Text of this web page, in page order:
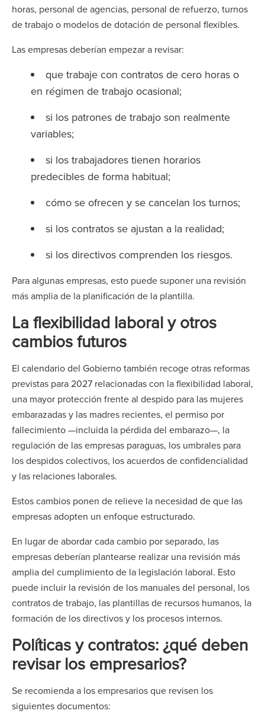
horas, personal de agencias, personal de refuerzo, turnos
de trabajo o modelos de dotación de personal flexibles.
Las empresas deberían empezar a revisar:
que trabaje con contratos de cero horas o
en régimen de trabajo ocasional;
si los patrones de trabajo son realmente
variables;
si los trabajadores tienen horarios
predecibles de forma habitual;
cómo se ofrecen y se cancelan los turnos;
si los contratos se ajustan a la realidad;
si los directivos comprenden los riesgos.
Para algunas empresas, esto puede suponer una revisión
más amplia de la planificación de la plantilla.
La flexibilidad laboral y otros
cambios futuros
El calendario del Gobierno también recoge otras reformas
previstas para 2027 relacionadas con la flexibilidad laboral,
una mayor protección frente al despido para las mujeres
embarazadas y las madres recientes, el permiso por
fallecimiento —incluida la pérdida del embarazo—, la
regulación de las empresas paraguas, los umbrales para
los despidos colectivos, los acuerdos de confidencialidad
y las relaciones laborales.
Estos cambios ponen de relieve la necesidad de que las
empresas adopten un enfoque estructurado.
En lugar de abordar cada cambio por separado, las
empresas deberían plantearse realizar una revisión más
amplia del cumplimiento de la legislación laboral. Esto
puede incluir la revisión de los manuales del personal, los
contratos de trabajo, las plantillas de recursos humanos, la
formación de los directivos y los procesos internos.
Políticas y contratos: ¿qué deben
revisar los empresarios?
Se recomienda a los empresarios que revisen los
siguientes documentos: